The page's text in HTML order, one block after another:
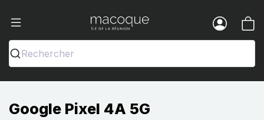
Ma Coque - Coques et Accessoires
Rechercher
Google Pixel 4A 5G